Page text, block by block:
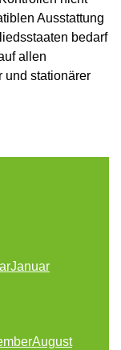
Ausstattung
bedarf
allen
und stationärer
Januar
August